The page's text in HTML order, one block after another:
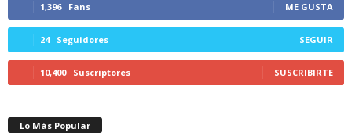
1,396 Fans ME GUSTA
24 Seguidores SEGUIR
10,400 Suscriptores SUSCRIBIRTE
Lo Más Popular